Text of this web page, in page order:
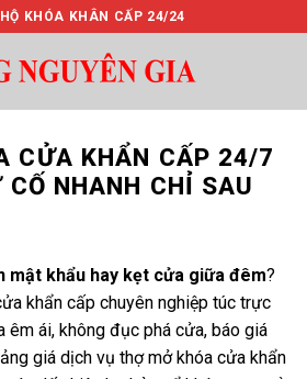
KHÓA KHÂN CẤP 24/24
CỬA KHẨN CẤP 24/7
NHANH CHỈ SAU
mật khẩu hay kẹt cửa giữa đêm?
khẩn cấp chuyên nghiệp túc trực
êm ái, không đục phá cửa, báo giá
giá dịch vụ thợ mở khóa cửa khẩn